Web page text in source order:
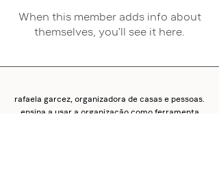
When this member adds info about
themselves, you’ll see it here.
rafaela garcez, organizadora de casas e pessoas.
ensina a usar a organização como ferramenta